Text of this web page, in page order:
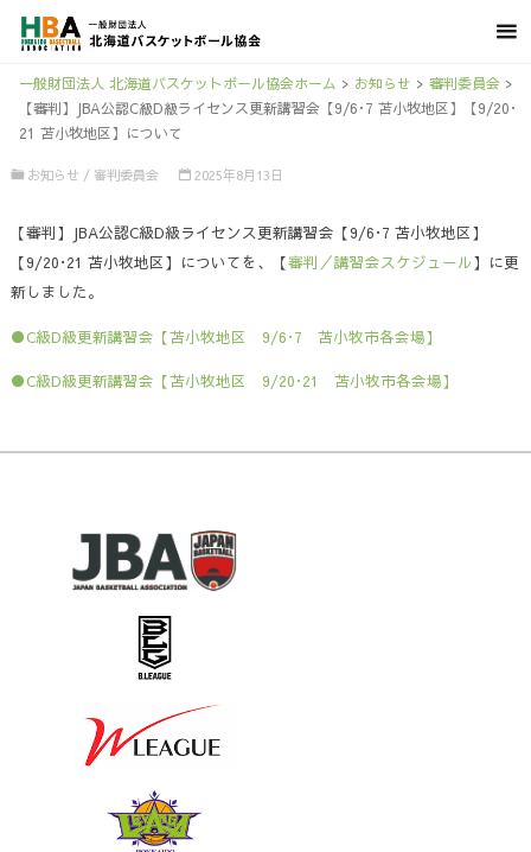
一般財団法人 北海道バスケットボール協会ホーム > お知らせ > 審判委員会>
【審判】JBA公認C級D級ライセンス更新講習会【9/6･7 苫小牧地区】【9/20･
21 苫小牧地区】について
お知らせ / 審判委員会 2025年8月13日
【審判】JBA公認C級D級ライセンス更新講習会【9/6･7 苫小牧地区】
【9/20･21 苫小牧地区】についてを、【審判／講習会スケジュール】に更
新しました。
●C級D級更新講習会【苫小牧地区 9/6･7 苫小牧市各会場】
●C級D級更新講習会【苫小牧地区 9/20･21 苫小牧市各会場】